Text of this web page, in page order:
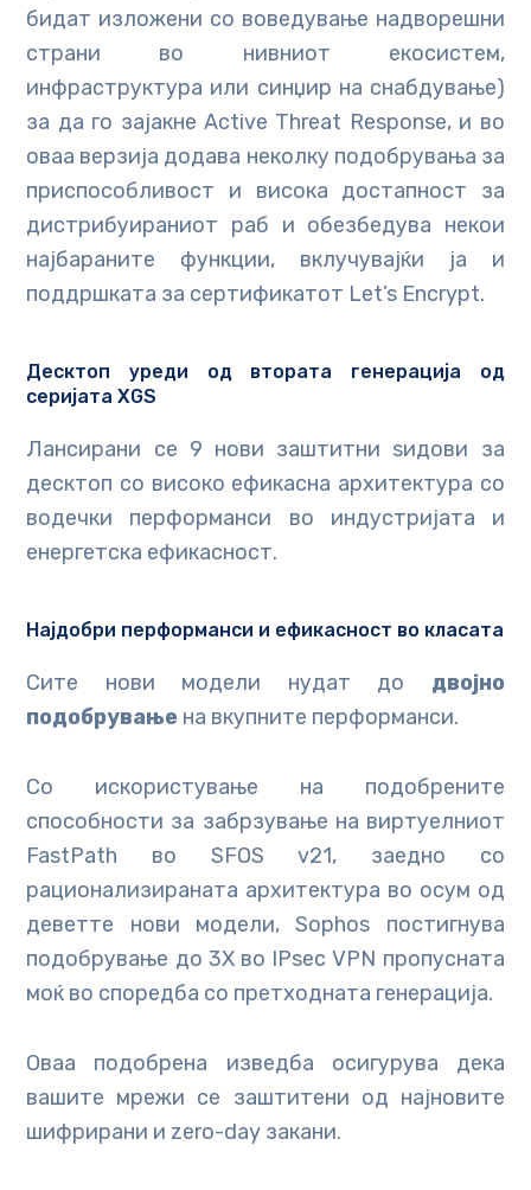
бидат изложени со воведување надворешни
страни во нивниот екосистем,
инфраструктура или синџир на снабдување)
за да го зајакне Active Threat Response, и во
оваа верзија додава неколку подобрувања за
приспособливост и висока достапност за
дистрибуираниот раб и обезбедува некои
најбараните функции, вклучувајќи ја и
поддршката за сертификатот Let’s Encrypt.
Десктоп уреди од втората генерација од
серијата XGS
Лансирани се 9 нови заштитни ѕидови за
десктоп со високо ефикасна архитектура со
водечки перформанси во индустријата и
енергетска ефикасност.
Најдобри перформанси и ефикасност во класата
Сите нови модели нудат до двојно
подобрување на вкупните перформанси.
Со искористување на подобрените
способности за забрзување на виртуелниот
FastPath во SFOS v21, заедно со
рационализираната архитектура во осум од
деветте нови модели, Sophos постигнува
подобрување до 3X во IPsec VPN пропусната
моќ во споредба со претходната генерација.
Оваа подобрена изведба осигурува дека
вашите мрежи се заштитени од најновите
шифрирани и zero-day закани.